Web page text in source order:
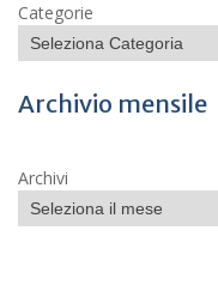
Categorie
Archivio mensile
Archivi